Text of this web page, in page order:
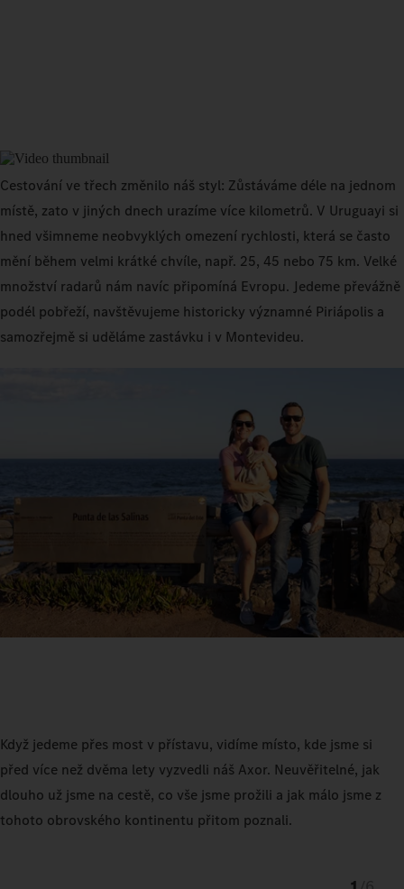
Cestování ve třech změnilo náš styl: Zůstáváme déle na jednom
místě, zato v jiných dnech urazíme více kilometrů. V Uruguayi si
hned všimneme neobvyklých omezení rychlosti, která se často
mění během velmi krátké chvíle, např. 25, 45 nebo 75 km. Velké
množství radarů nám navíc připomíná Evropu. Jedeme převážně
podél pobřeží, navštěvujeme historicky významné Piriápolis a
samozřejmě si uděláme zastávku i v Montevideu.
Když jedeme přes most v přístavu, vidíme místo, kde jsme si
před více než dvěma lety vyzvedli náš Axor. Neuvěřitelné, jak
dlouho už jsme na cestě, co vše jsme prožili a jak málo jsme z
tohoto obrovského kontinentu přitom poznali.